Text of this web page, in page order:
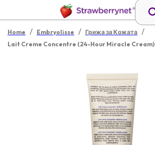
Home / Embryolisse / Грижа за Кожата /
Lait Creme Concentre (24-Hour Miracle Cream)